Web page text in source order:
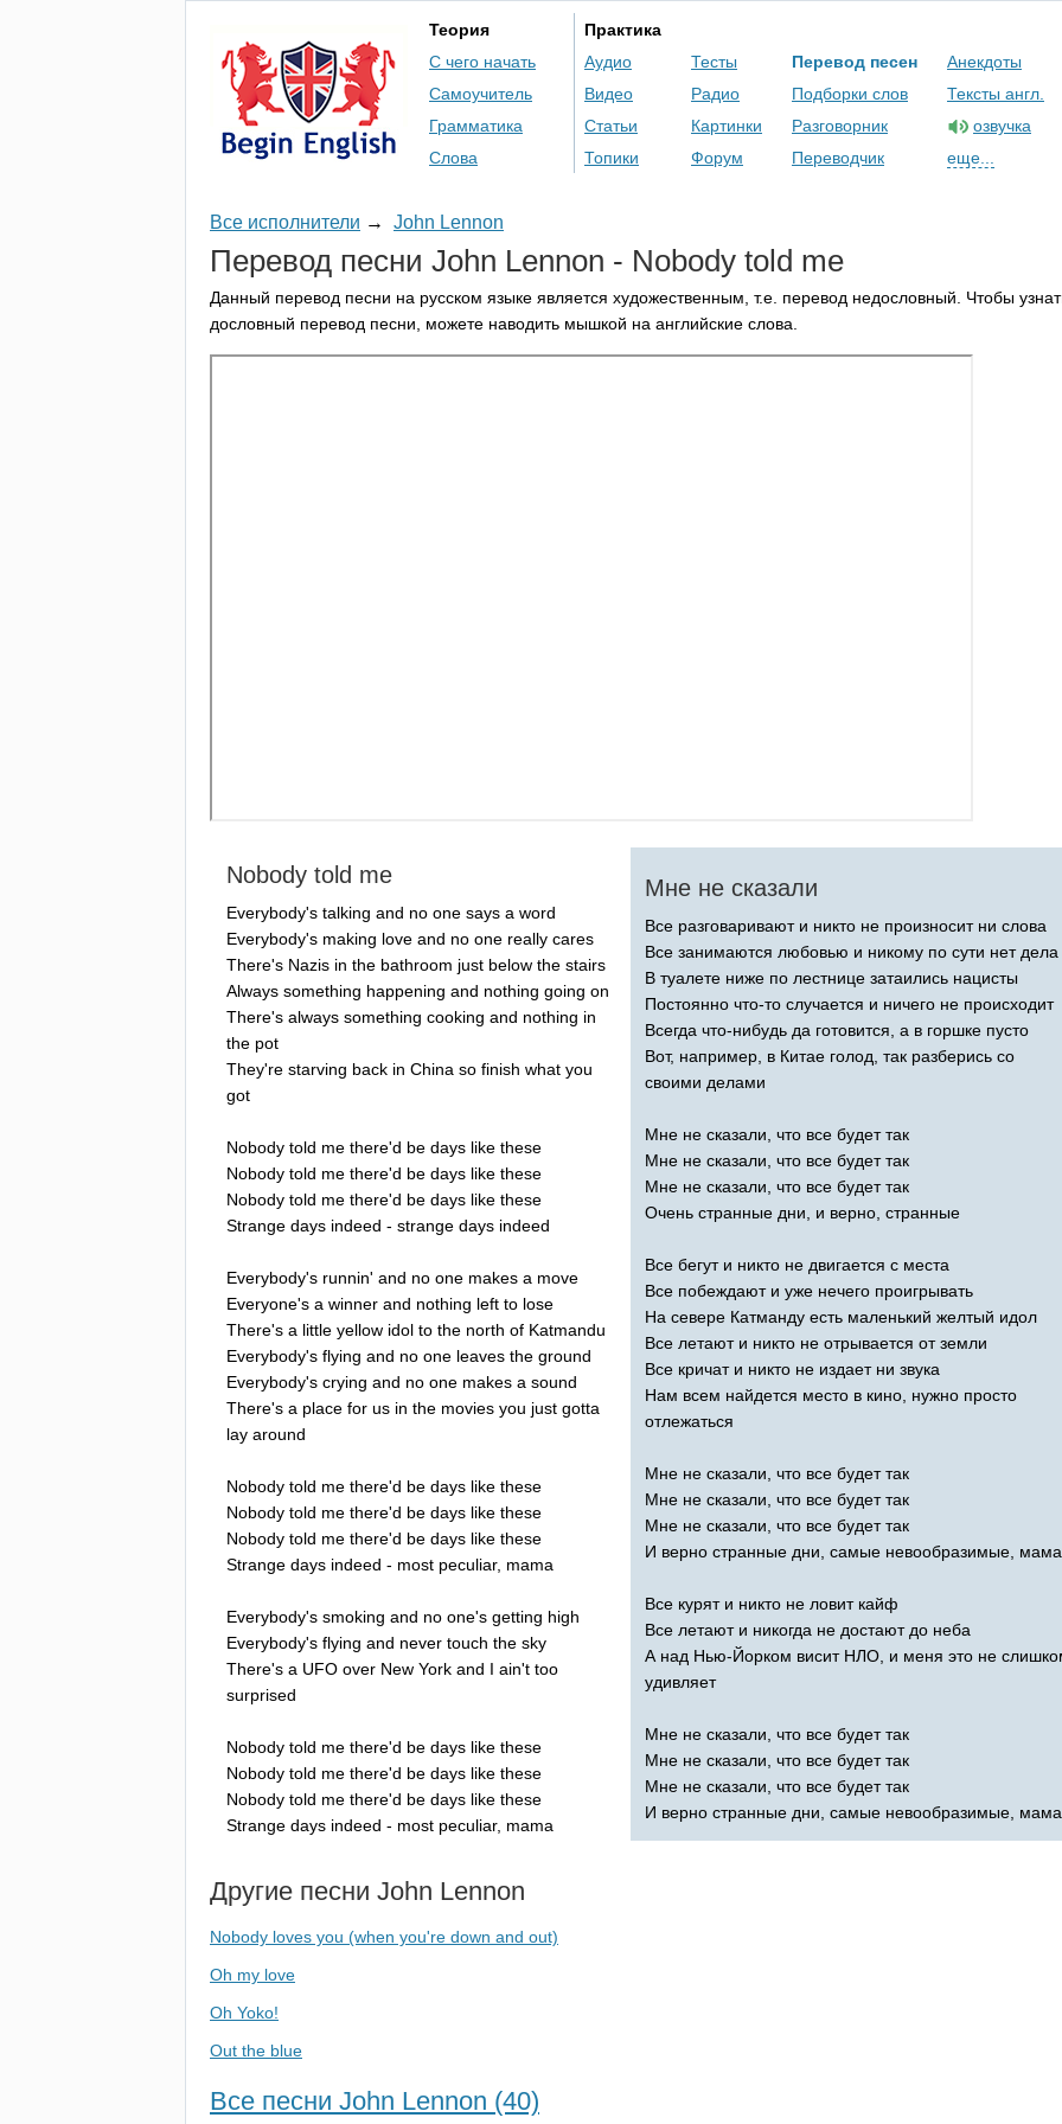
Теория
С чего начать
Самоучитель
Грамматика
Слова
Практика
Аудио
Видео
Статьи
Топики
Тесты
Радио
Картинки
Форум
Перевод песен
Подборки слов
Разговорник
Переводчик
Анекдоты
Тексты англ.
озвучка
еще...
Все исполнители → John Lennon
Перевод песни John Lennon - Nobody told me
Данный перевод песни на русском языке является художественным, т.е. перевод недословный. Чтобы
дословный перевод песни, можете наводить мышкой на английские слова.
Nobody told me
Everybody's talking and no one says a word
Everybody's making love and no one really cares
There's Nazis in the bathroom just below the stairs
Always something happening and nothing going on
There's always something cooking and nothing in
the pot
They're starving back in China so finish what you
got
Nobody told me there'd be days like these
Nobody told me there'd be days like these
Nobody told me there'd be days like these
Strange days indeed - strange days indeed
Everybody's runnin' and no one makes a move
Everyone's a winner and nothing left to lose
There's a little yellow idol to the north of Katmandu
Everybody's flying and no one leaves the ground
Everybody's crying and no one makes a sound
There's a place for us in the movies you just gotta
lay around
Nobody told me there'd be days like these
Nobody told me there'd be days like these
Nobody told me there'd be days like these
Strange days indeed - most peculiar, mama
Everybody's smoking and no one's getting high
Everybody's flying and never touch the sky
There's a UFO over New York and I ain't too
surprised
Nobody told me there'd be days like these
Nobody told me there'd be days like these
Nobody told me there'd be days like these
Strange days indeed - most peculiar, mama
Мне не сказали
Все разговаривают и никто не произносит ни слова
Все занимаются любовью и никому по сути нет дела
В туалете ниже по лестнице затаились нацисты
Постоянно что-то случается и ничего не происходит
Всегда что-нибудь да готовится, а в горшке пусто
Вот, например, в Китае голод, так разберись со
своими делами
Мне не сказали, что все будет так
Мне не сказали, что все будет так
Мне не сказали, что все будет так
Очень странные дни, и верно, странные
Все бегут и никто не двигается с места
Все побеждают и уже нечего проигрывать
На севере Катманду есть маленький желтый идол
Все летают и никто не отрывается от земли
Все кричат и никто не издает ни звука
Нам всем найдется место в кино, нужно просто
отлежаться
Мне не сказали, что все будет так
Мне не сказали, что все будет так
Мне не сказали, что все будет так
И верно странные дни, самые невообразимые, мама
Все курят и никто не ловит кайф
Все летают и никогда не достают до неба
А над Нью-Йорком висит НЛО, и меня это не
удивляет
Мне не сказали, что все будет так
Мне не сказали, что все будет так
Мне не сказали, что все будет так
И верно странные дни, самые невообразимые, мама
Другие песни John Lennon
Nobody loves you (when you're down and out)
Oh my love
Oh Yoko!
Out the blue
Все песни John Lennon (40)